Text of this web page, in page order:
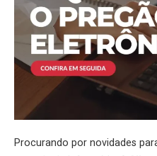
Procurando por novidades